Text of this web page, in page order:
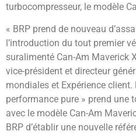
turbocompresseur, le modèle
« BRP prend de nouveau
l’introduction du tout premier
suralimenté Can-Am Maverick
vice-président et directeur
mondiales et Expérience
performance pure » prend une
avec le modèle Can-Am
BRP d’établir une nouvelle